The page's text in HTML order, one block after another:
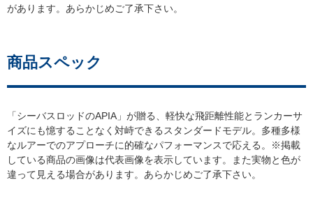
があります。あらかじめご了承下さい。
商品スペック
「シーバスロッドのAPIA」が贈る、軽快な飛距離性能とランカーサ
イズにも憶することなく対峙できるスタンダードモデル。多種多様
なルアーでのアプローチに的確なパフォーマンスで応える。※掲載
している商品の画像は代表画像を表示しています。また実物と色が
違って見える場合があります。あらかじめご了承下さい。